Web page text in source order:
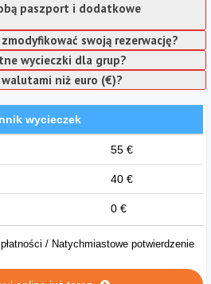
paszport i dodatkowe
swoją rezerwację?
wycieczki dla grup?
walutami niż euro (€)?
wycieczek
55 €
40 €
0 €
/ Natychmiastowe potwierdzenie